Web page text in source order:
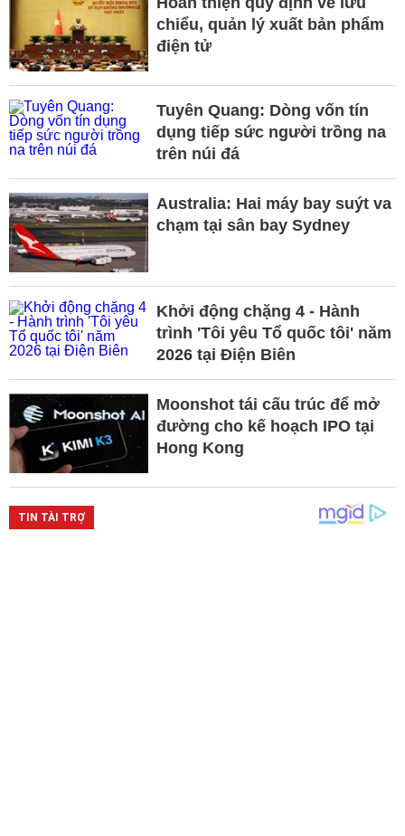
chiểu, quản lý xuất bản phẩm
điện tử
Tuyên Quang: Dòng vốn tín
dụng tiếp sức người trồng na
trên núi đá
Australia: Hai máy bay suýt va
chạm tại sân bay Sydney
Khởi động chặng 4 - Hành
trình 'Tôi yêu Tổ quốc tôi' năm
2026 tại Điện Biên
Moonshot tái cấu trúc để mở
đường cho kế hoạch IPO tại
Hong Kong